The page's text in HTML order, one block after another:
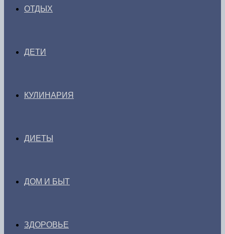
ОТДЫХ
ДЕТИ
КУЛИНАРИЯ
ДИЕТЫ
ДОМ И БЫТ
ЗДОРОВЬЕ